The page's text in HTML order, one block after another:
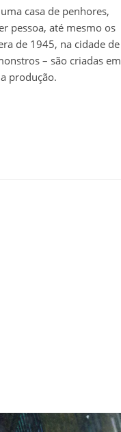
casa de penhores,
pessoa, até mesmo os
de 1945, na cidade de
– são criadas em
produção.